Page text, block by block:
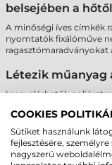
belsejében a
A minőségi íves címkék
nyomtatók fixálóműve
ragasztómaradványokat
Létezik műanyag
Igen, elérhetők
lézer nyomtatóval.
Miért fontos az
sáv?
COOKIES
Sütiket használunk
fejlesztésére,
nagyszerű